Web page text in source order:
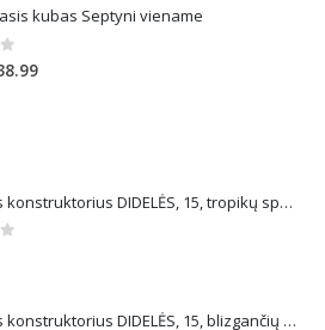
kubas Septyni viename
5Current
Plus Plus konstruktorius DIDELĖS, 15, tropikų spalvos
5
Plus Plus konstruktorius DIDELĖS, 15, blizgančių spalvų